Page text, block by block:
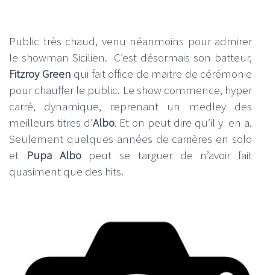
Public très chaud, venu néanmoins pour admirer
le showman Sicilien. C’est désormais son batteur,
Fitzroy Green qui fait office de maitre de cérémonie
pour chauffer le public. Le show commence, hyper
carré, dynamique, reprenant un medley des
meilleurs titres d’Albo. Et on peut dire qu’il y en a.
Seulement quelques années de carrières en solo
et Pupa Albopeut se targuer de n’avoir fait
quasiment que des hits.